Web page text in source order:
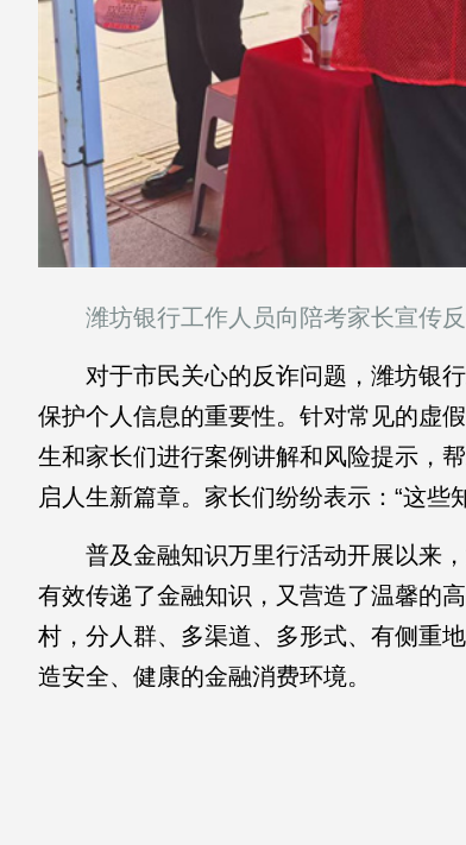
潍坊银行工作人员向陪考家长宣传反
对于市民关心的反诈问题，潍坊银行
保护个人信息的重要性。针对常见的虚
生和家长们进行案例讲解和风险提示，
启人生新篇章。家长们纷纷表示：“这些
普及金融知识万里行活动开展以来，
有效传递了金融知识，又营造了温馨的
村，分人群、多渠道、多形式、有侧重
造安全、健康的金融消费环境。